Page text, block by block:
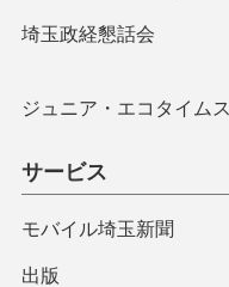
埼玉政経懇話会
ジュニア・エコタイムス
サービス
モバイル埼玉新聞
出版